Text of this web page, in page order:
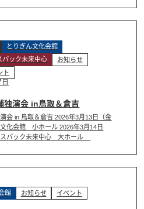
とりぎん文化会館
パック未来中心
お知らせ
ト
独演会 in鳥取＆倉吉
会 in 鳥取＆倉吉 2026年3月13日（金
化会館 小ホール 2026年3月14日
スパック未来中心 大ホール
館 お知らせ イベント